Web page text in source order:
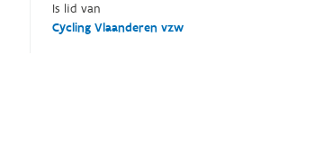
Is lid van
Cycling Vlaanderen vzw